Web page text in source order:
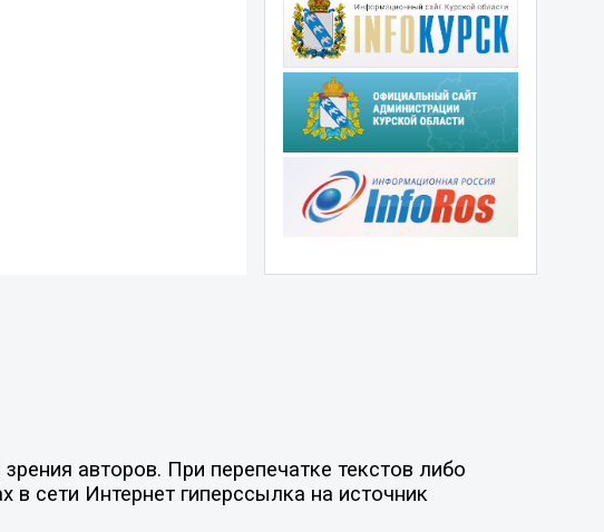
авторов. При перепечатке текстов либо
в сети Интернет гиперссылка на источник